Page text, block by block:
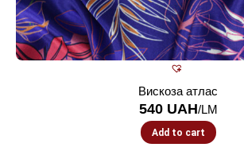
Вискоза атлас
540 UAH/LM
Add to cart